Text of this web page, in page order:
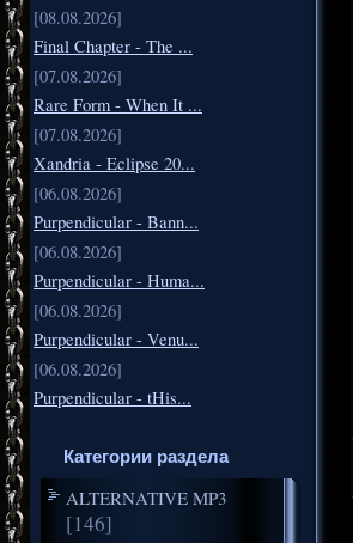
[08.08.2026]
Final Chapter - The ...
[07.08.2026]
Rare Form - When It ...
[07.08.2026]
Xandria - Eclipse 20...
[06.08.2026]
Purpendicular - Bann...
[06.08.2026]
Purpendicular - Huma...
[06.08.2026]
Purpendicular - Venu...
[06.08.2026]
Purpendicular - tHis...
Категории раздела
ALTERNATIVE MP3
[146]